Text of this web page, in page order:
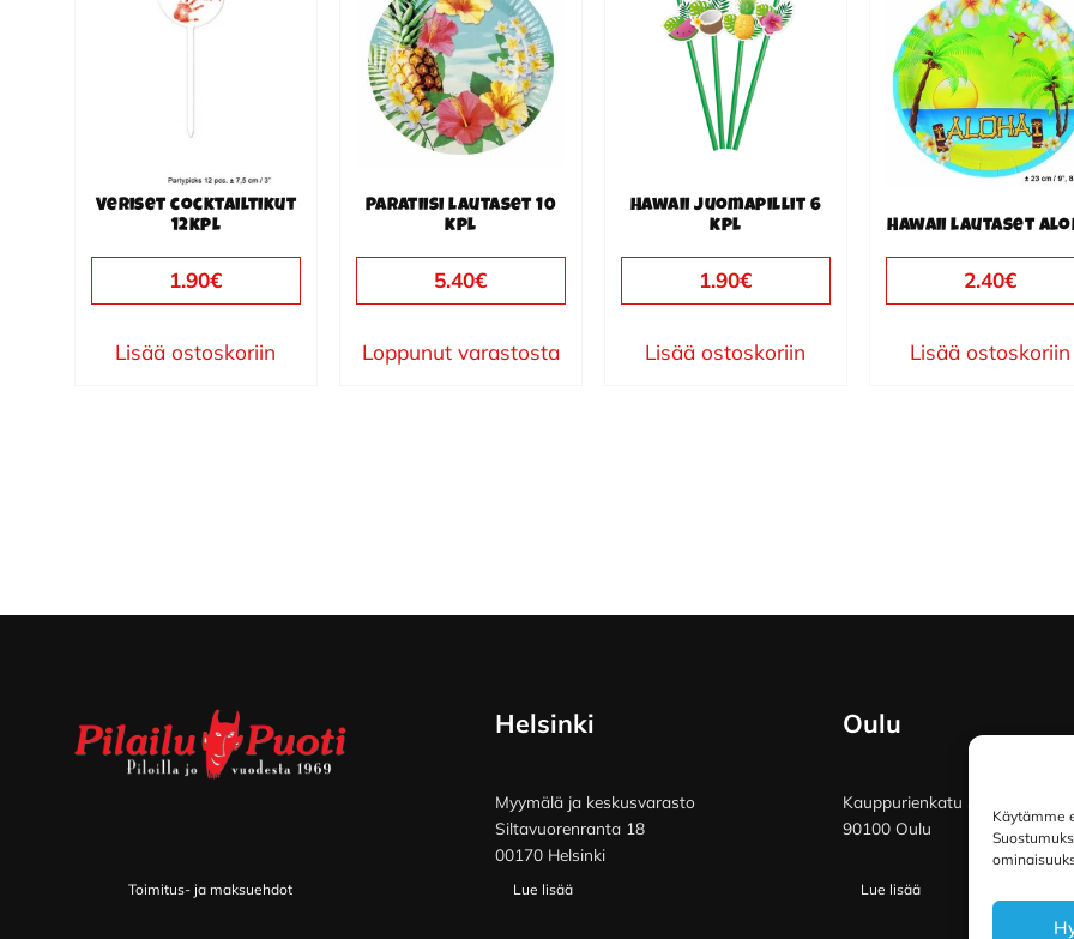
Käytämme
Veriset cocktailtikut
12kpl
1.90€
Lisää ostoskoriin
Paratiisi lautaset 10
kpl
5.40€
Loppunut varastosta
Hawaii juomapillit 6
kpl
1.90€
Lisää ostoskoriin
Hawaii lautaset
2.40€
Lisää ostoskoriin
Toimitus- ja maksuehdot
Helsinki
Myymälä ja keskusvarasto
Siltavuorenranta 18
00170 Helsinki
Lue lisää
Oulu
Kauppurienkatu 34
90100 Oulu
Lue lisää